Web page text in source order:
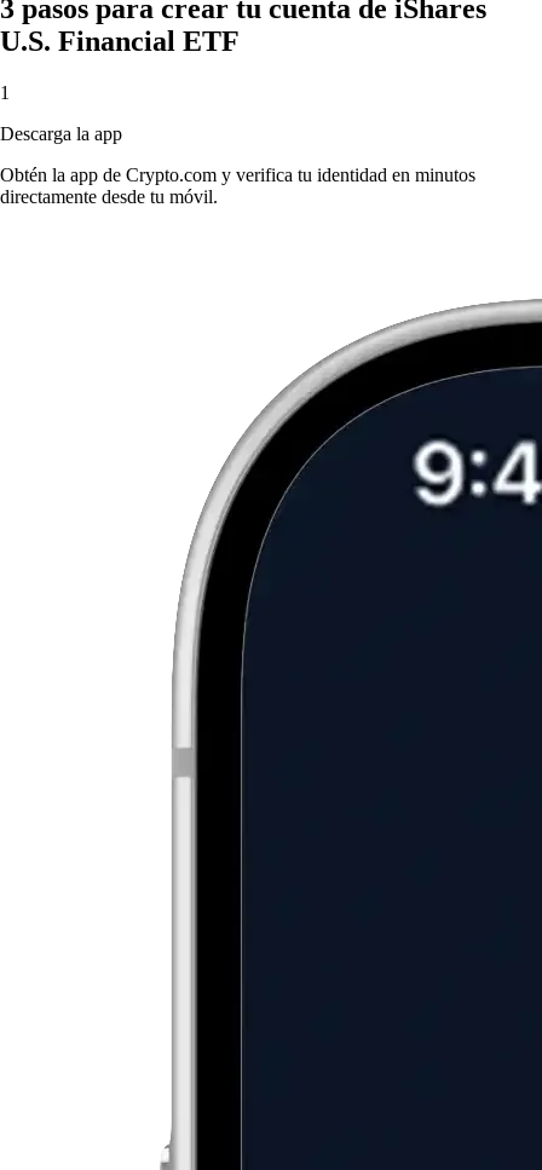
3 pasos para crear tu cuenta de iShares
U.S. Financial ETF
1
Descarga la app
Obtén la app de Crypto.com y verifica tu identidad en minutos
directamente desde tu móvil.